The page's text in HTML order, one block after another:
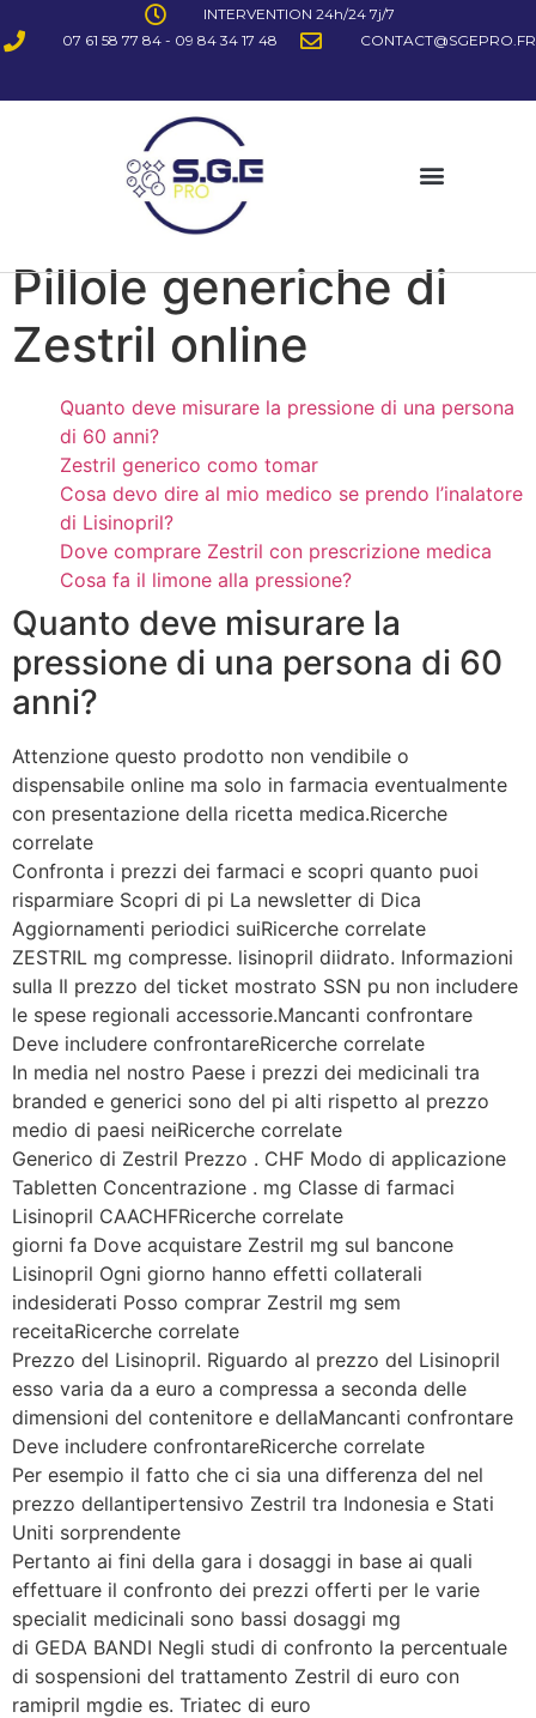
INTERVENTION 24h/24 7j/7
07 61 58 77 84 - 09 84 34 17 48
CONTACT@SGEPRO.FR
Pillole generiche di
Zestril online
Quanto deve misurare la pressione di una persona
di 60 anni?
Zestril generico como tomar
Cosa devo dire al mio medico se prendo l’inalatore
di Lisinopril?
Dove comprare Zestril con prescrizione medica
Cosa fa il limone alla pressione?
Quanto deve misurare la
pressione di una persona di 60
anni?
Attenzione questo prodotto non vendibile o
dispensabile online ma solo in farmacia eventualmente
con presentazione della ricetta medica.Ricerche
correlate
Confronta i prezzi dei farmaci e scopri quanto puoi
risparmiare Scopri di pi La newsletter di Dica
Aggiornamenti periodici suiRicerche correlate
ZESTRIL mg compresse. lisinopril diidrato. Informazioni
sulla Il prezzo del ticket mostrato SSN pu non includere
le spese regionali accessorie.Mancanti confrontare
Deve includere confrontareRicerche correlate
In media nel nostro Paese i prezzi dei medicinali tra
branded e generici sono del pi alti rispetto al prezzo
medio di paesi neiRicerche correlate
Generico di Zestril Prezzo . CHF Modo di applicazione
Tabletten Concentrazione . mg Classe di farmaci
Lisinopril CAACHFRicerche correlate
giorni fa Dove acquistare Zestril mg sul bancone
Lisinopril Ogni giorno hanno effetti collaterali
indesiderati Posso comprar Zestril mg sem
receitaRicerche correlate
Prezzo del Lisinopril. Riguardo al prezzo del Lisinopril
esso varia da a euro a compressa a seconda delle
dimensioni del contenitore e dellaMancanti confrontare
Deve includere confrontareRicerche correlate
Per esempio il fatto che ci sia una differenza del nel
prezzo dellantipertensivo Zestril tra Indonesia e Stati
Uniti sorprendente
Pertanto ai fini della gara i dosaggi in base ai quali
effettuare il confronto dei prezzi offerti per le varie
specialit medicinali sono bassi dosaggi mg
di GEDA BANDI Negli studi di confronto la percentuale
di sospensioni del trattamento Zestril di euro con
ramipril mgdie es. Triatec di euro